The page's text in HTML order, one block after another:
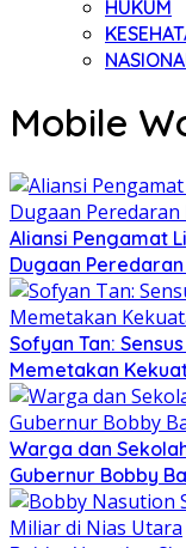
HUKUM
Mobile
Aliansi Pengamat
Dugaan
Sofyan Tan:
Memetakan
Warga dan
Gubernur Bobby